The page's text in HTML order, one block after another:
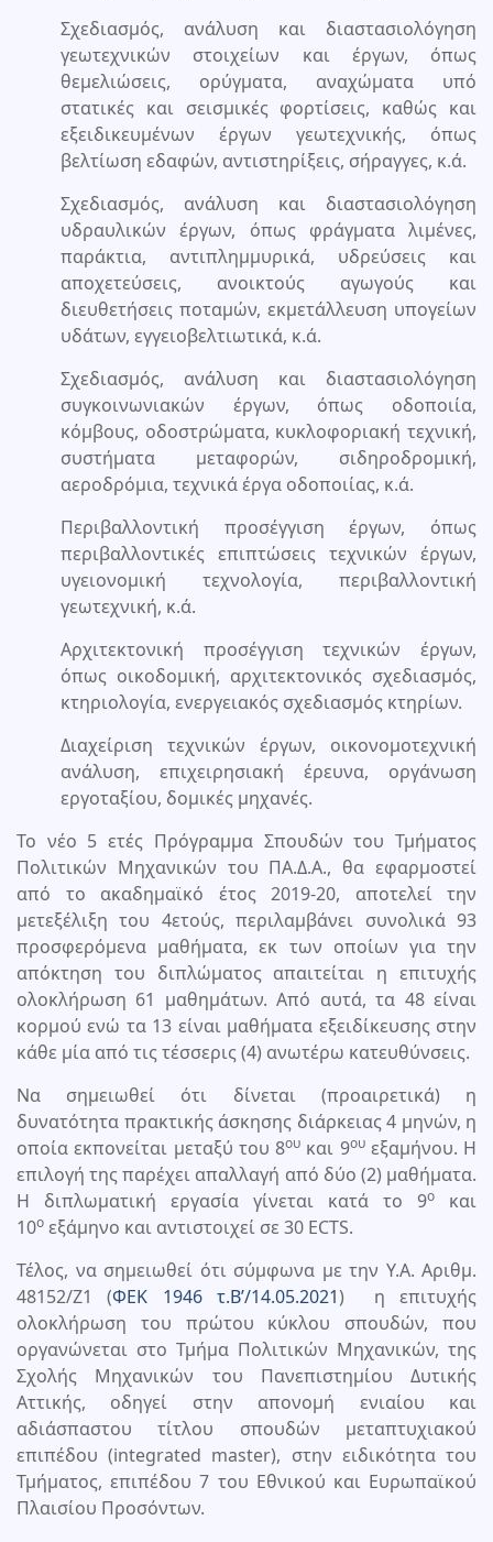
Σχεδιασμός, ανάλυση και διαστασιολόγηση
γεωτεχνικών στοιχείων και έργων, όπως
θεμελιώσεις, ορύγματα, αναχώματα υπό
στατικές και σεισμικές φορτίσεις, καθώς και
εξειδικευμένων έργων γεωτεχνικής, όπως
βελτίωση εδαφών, αντιστηρίξεις, σήραγγες, κ.ά.
Σχεδιασμός, ανάλυση και διαστασιολόγηση
υδραυλικών έργων, όπως φράγματα λιμένες,
παράκτια, αντιπλημμυρικά, υδρεύσεις και
αποχετεύσεις, ανοικτούς αγωγούς και
διευθετήσεις ποταμών, εκμετάλλευση υπογείων
υδάτων, εγγειοβελτιωτικά, κ.ά.
Σχεδιασμός, ανάλυση και διαστασιολόγηση
συγκοινωνιακών έργων, όπως οδοποιία,
κόμβους, οδοστρώματα, κυκλοφοριακή τεχνική,
συστήματα μεταφορών, σιδηροδρομική,
αεροδρόμια, τεχνικά έργα οδοποιίας, κ.ά.
Περιβαλλοντική προσέγγιση έργων, όπως
περιβαλλοντικές επιπτώσεις τεχνικών έργων,
υγειονομική τεχνολογία, περιβαλλοντική
γεωτεχνική, κ.ά.
Αρχιτεκτονική προσέγγιση τεχνικών έργων,
όπως οικοδομική, αρχιτεκτονικός σχεδιασμός,
κτηριολογία, ενεργειακός σχεδιασμός κτηρίων.
Διαχείριση τεχνικών έργων, οικονομοτεχνική
ανάλυση, επιχειρησιακή έρευνα, οργάνωση
εργοταξίου, δομικές μηχανές.
Το νέο 5 ετές Πρόγραμμα Σπουδών του Τμήματος
Πολιτικών Μηχανικών του ΠΑ.Δ.Α., θα εφαρμοστεί
από το ακαδημαϊκό έτος 2019-20, αποτελεί την
μετεξέλιξη του 4ετούς, περιλαμβάνει συνολικά 93
προσφερόμενα μαθήματα, εκ των οποίων για την
απόκτηση του διπλώματος απαιτείται η επιτυχής
ολοκλήρωση 61 μαθημάτων. Από αυτά, τα 48 είναι
κορμού ενώ τα 13 είναι μαθήματα εξειδίκευσης στην
κάθε μία από τις τέσσερις (4) ανωτέρω κατευθύνσεις.
Να σημειωθεί ότι δίνεται (προαιρετικά) η
δυνατότητα πρακτικής άσκησης διάρκειας 4 μηνών, η
οποία εκπονείται μεταξύ του 8ου και 9ουεξαμήνου. Η
επιλογή της παρέχει απαλλαγή από δύο (2) μαθήματα.
Η διπλωματική εργασία γίνεται κατά το 9ο
και
10ο εξάμηνο και αντιστοιχεί σε 30 ECTS.
Τέλος, να σημειωθεί ότι σύμφωνα με την Υ.Α. Αριθμ.
48152/Ζ1 (ΦΕΚ 1946 τ.Β’/14.05.2021) η επιτυχής
ολοκλήρωση του πρώτου κύκλου σπουδών, που
οργανώνεται στο Τμήμα Πολιτικών Μηχανικών, της
Σχολής Μηχανικών του Πανεπιστημίου Δυτικής
Αττικής, οδηγεί στην απονομή ενιαίου και
αδιάσπαστου τίτλου σπουδών μεταπτυχιακού
επιπέδου (integrated master), στην ειδικότητα του
Τμήματος, επιπέδου 7 του Εθνικού και Ευρωπαϊκού
Πλαισίου Προσόντων.